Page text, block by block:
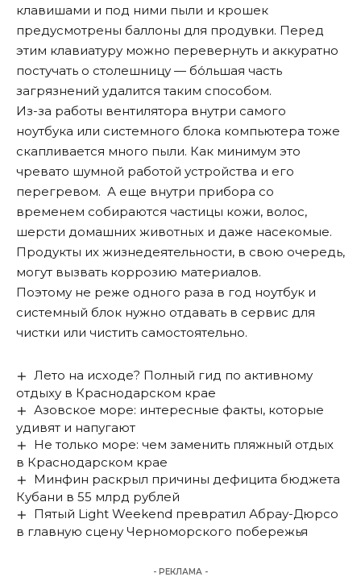
клавишами и под ними пыли и крошек
предусмотрены баллоны для продувки. Перед
этим клавиатуру можно перевернуть и аккуратно
постучать о столешницу — бо́льшая часть
загрязнений удалится таким способом.
Из-за работы вентилятора внутри самого
ноутбука или системного блока компьютера тоже
скапливается много пыли. Как минимум это
чревато шумной работой устройства и его
перегревом. А еще внутри прибора со
временем собираются частицы кожи, волос,
шерсти домашних животных и даже насекомые.
Продукты их жизнедеятельности, в свою очередь,
могут вызвать коррозию материалов.
Поэтому не реже одного раза в год ноутбук и
системный блок нужно отдавать в сервис для
чистки или чистить самостоятельно.
Лето на исходе? Полный гид по активному
отдыху в Краснодарском крае
Азовское море: интересные факты, которые
удивят и напугают
Не только море: чем заменить пляжный отдых
в Краснодарском крае
Минфин раскрыл причины дефицита бюджета
Кубани в 55 млрд рублей
Пятый Light Weekend превратил Абрау-Дюрсо
в главную сцену Черноморского побережья
- РЕКЛАМА -